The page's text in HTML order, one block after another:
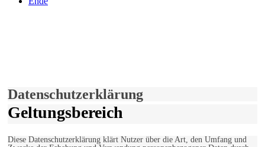
Datenschutzerklärung
Geltungsbereich
Diese Datenschutzerklärung klärt Nutzer über die Art, den Umfang und